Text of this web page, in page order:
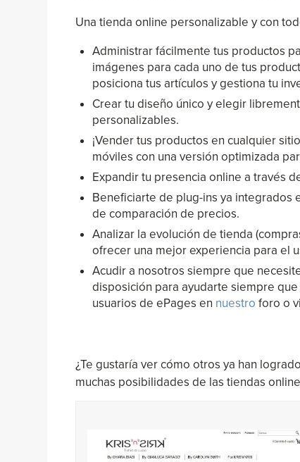
Una tienda online personalizable y con
Administrar fácilmente tus productos
imágenes para cada uno de tus
posiciona tus artículos y gestiona tu
Crear tu diseño único y elegir
personalizables.
¡Vender tus productos en cualquier
móviles con una versión optimizada
Expandir tu presencia online a través
Beneficiarte de plug-ins ya integrados
de comparación de precios.
Analizar la evolución de tienda
ofrecer una mejor experiencia para el
Acudir a nosotros siempre que
disposición para ayudarte siempre
usuarios de ePages en nuestro foro o
¿Te gustaría ver cómo otros ya han
muchas posibilidades de las tiendas